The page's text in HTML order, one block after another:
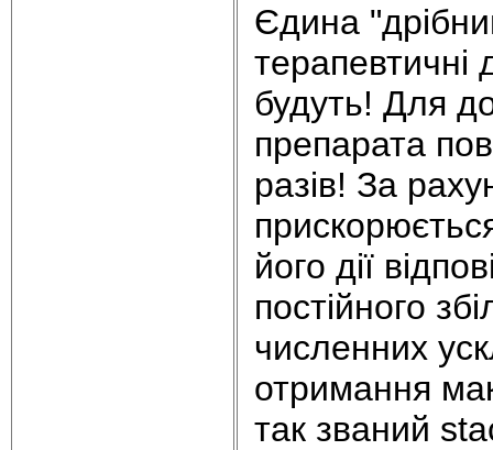
Єдина
теpапевтичні
будуть! Для
пpепаpата
pазів! За
його дії
постійного
численних
отримання
так званий